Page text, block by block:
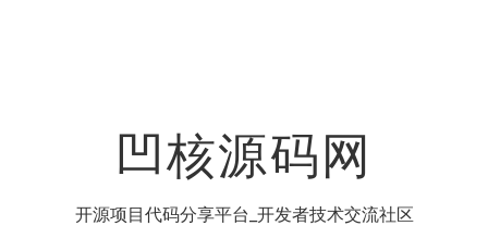
凹核源码网
开源项目代码分享平台_开发者技术交流社区